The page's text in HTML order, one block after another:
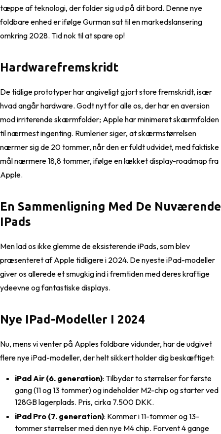
tæppe af teknologi, der folder sig ud på dit bord. Denne nye
foldbare enhed er ifølge Gurman sat til en markedslansering
omkring 2028. Tid nok til at spare op!
Hardwarefremskridt
De tidlige prototyper har angiveligt gjort store fremskridt, især
hvad angår hardware. Godt nyt for alle os, der har en aversion
mod irriterende skærmfolder; Apple har minimeret skærmfolden
til nærmest ingenting. Rumlerier siger, at skærmstørrelsen
nærmer sig de 20 tommer, når den er fuldt udvidet, med faktiske
mål nærmere 18,8 tommer, ifølge en lækket display-roadmap fra
Apple.
En Sammenligning Med De Nuværende
IPads
Men lad os ikke glemme de eksisterende iPads, som blev
præsenteret af Apple tidligere i 2024. De nyeste iPad-modeller
giver os allerede et smugkig ind i fremtiden med deres kraftige
ydeevne og fantastiske displays.
Nye IPad-Modeller I 2024
Nu, mens vi venter på Apples foldbare vidunder, har de udgivet
flere nye iPad-modeller, der helt sikkert holder dig beskæftiget:
iPad Air (6. generation): Tilbyder to størrelser for første
gang (11 og 13 tommer) og indeholder M2-chip og starter ved
128GB lagerplads. Pris, cirka 7.500 DKK.
iPad Pro (7. generation): Kommer i 11-tommer og 13-
tommer størrelser med den nye M4 chip. Forvent 4 gange